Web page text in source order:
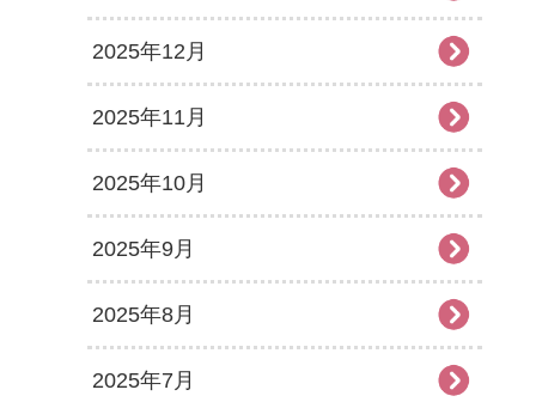
2025年12月
2025年11月
2025年10月
2025年9月
2025年8月
2025年7月